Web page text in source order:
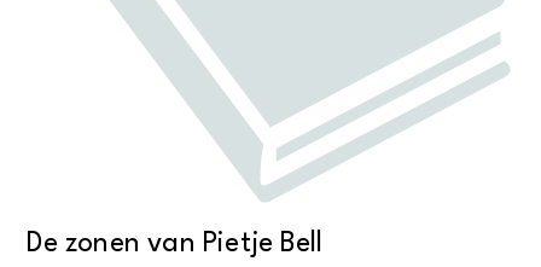
De zonen van Pietje Bell